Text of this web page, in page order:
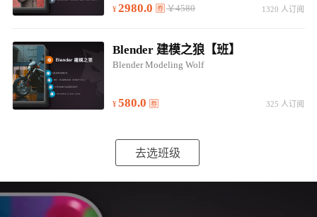
2980.0 ￥4580 1320 人订阅
Blender 建模之狼【班】
Blender Modeling Wolf
580.0 325 人订阅
去选班级